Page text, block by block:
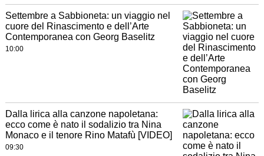
Settembre a Sabbioneta: un viaggio nel
cuore del Rinascimento e dell’Arte
Contemporanea con Georg Baselitz
10:00
Dalla lirica alla canzone napoletana:
ecco come è nato il sodalizio tra Nina
Monaco e il tenore Rino Matafù [VIDEO]
09:30